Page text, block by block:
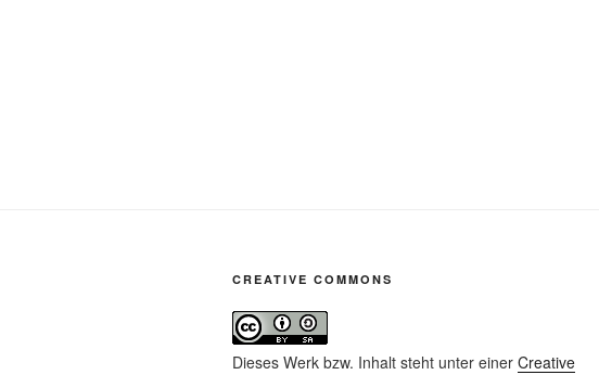
CREATIVE COMMONS
Dieses Werk bzw. Inhalt steht unter einer Creative